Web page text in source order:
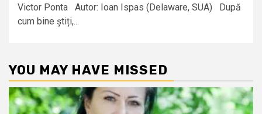
Victor Ponta Autor: Ioan Ispas (Delaware, SUA) După
cum bine știți,...
YOU MAY HAVE MISSED